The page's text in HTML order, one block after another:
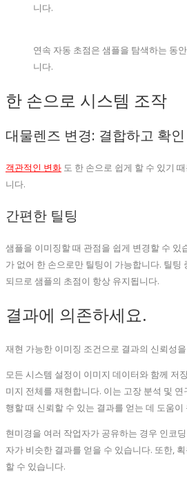
니다.
연속 자동 초점은 샘플을 탐색하는 동
니다.
한 손으로 시스템 조작
대물렌즈 변경: 결합하고 확인
객관적인 변화 도 한 손으로 쉽게 할 수 있기
니다.
간편한 틸팅
샘플을 이미징할 때 관점을 쉽게 변경할 수 있
가 없어 한 손으로만 틸팅이 가능합니다. 틸팅
되므로 샘플의 초점이 항상 유지됩니다.
결과에 의존하세요.
재현 가능한 이미징 조건으로 결과의 신뢰성
모든 시스템 설정이 이미지 데이터와 함께 저
미지 전체를 재현합니다. 이는 고장 분석 및
행할 때 신뢰할 수 있는 결과를 얻는 데 도움이
현미경을 여러 작업자가 공유하는 경우 인코
자가 비슷한 결과를 얻을 수 있습니다. 또한,
할 수 있습니다.